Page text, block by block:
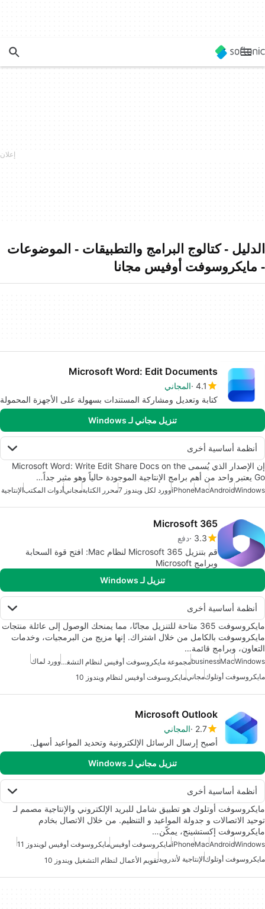
الدليل - كتالوج البرامج والتطبيقات - الموضوعات
- مايكروسوفت أوفيس مجانا
Microsoft Word: Edit Documents
4.1 المجاني
كتابة وتعديل ومشاركة المستندات بسهولة على الأجهزة المحمولة
تنزيل مجاني لـ Windows
أنظمة أساسية أخرى
إن الإصدار الذي يُسمى Microsoft Word: Write Edit Share Docs on the
Go يعتبر واحد من أهم برامج الإنتاجية الموجودة حالياً وهو مثير جداً…
Windows
Android
Mac
iPhoneوورد لكل ويندوز 7 محرر الكتابةمجانيأدوات المكتبالإنتاجية
Microsoft 365
3.3 دفع
قم بتنزيل Microsoft 365 لنظام Mac: افتح قوة السحابة
وبرامج Microsoft
تنزيل لـ Windows
أنظمة أساسية أخرى
مايكروسوفت 365 متاحة للتنزيل مجانًا، مما يمنحك الوصول إلى عائلة منتجات
مايكروسوفت بالكامل من خلال اشتراك. إنها مزيج من البرمجيات، وخدمات
التعاون، وبرامج قائمة…
Windows
Mac
business مجموعة مايكروسوفت أوفيس لنظام التشغيل ويندوز 7وورد لماك
مايكروسوفت أوتلوكمجانيمايكروسوفت أوفيس لنظام ويندوز 10
Microsoft Outlook
2.7 المجاني
أصبح إرسال الرسائل الإلكترونية وتحديد المواعيد أسهل.
تنزيل مجاني لـ Windows
أنظمة أساسية أخرى
مايكروسوفت أوتلوك هو تطبيق شامل للبريد الإلكتروني والإنتاجية مصمم لـ
توحيد الاتصالات و جدولة المواعيد و التنظيم. من خلال الاتصال بخادم
مايكروسوفت إكستشينج، يمكّن…
Windows
Android
Mac
iPhoneمايكروسوفت أوفيسمايكروسوفت أوفيس لويندوز 11
مايكروسوفت أوتلوكالإنتاجية لأندرويدتقويم الأعمال لنظام التشغيل ويندوز 10